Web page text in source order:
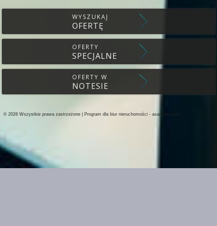
WYSZUKAJ
OFERTĘ
OFERTY
SPECJALNE
OFERTY W
NOTESIE
© 2026 Wszystkie prawa zastrzeżone | Program dla biur nieruchomości - asaricrm.com
ustawieniami przeglądarki i Polityką Prywatności.
Klikając "Akceptuję" zgadasz się na wykorzystywanie przez nas plików
Akceptuję